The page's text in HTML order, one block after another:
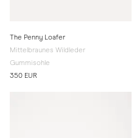
The Penny Loafer
Mittelbraunes Wildleder
Gummisohle
350 EUR